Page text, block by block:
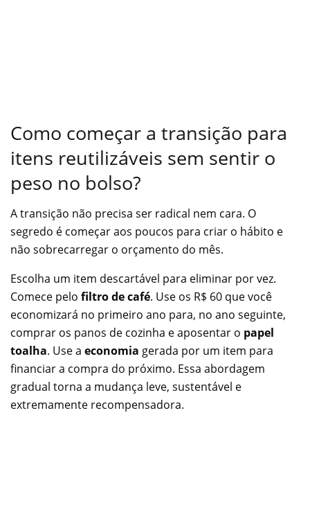
Como começar a transição para
itens reutilizáveis sem sentir o
peso no bolso?
A transição não precisa ser radical nem cara. O
segredo é começar aos poucos para criar o hábito e
não sobrecarregar o orçamento do mês.
Escolha um item descartável para eliminar por vez.
Comece pelo filtro de café. Use os R$ 60 que você
economizará no primeiro ano para, no ano seguinte,
comprar os panos de cozinha e aposentar o papel
toalha. Use a economia gerada por um item para
financiar a compra do próximo. Essa abordagem
gradual torna a mudança leve, sustentável e
extremamente recompensadora.